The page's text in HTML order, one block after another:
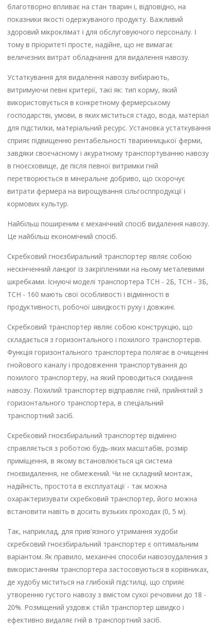
благотворно впливає на стан тварин і, відповідно, на
показники якості одержуваного продукту. Важливий
здоровий мікроклімат і для обслуговуючого персоналу. І
тому в пріоритеті просте, надійне, що не вимагає
величезних витрат обладнання для видалення навозу.
Устаткування для видалення навозу вибирають,
витримуючи певні критерії, такі як: тип корму, який
використовується в конкретному фермерському
господарстві, умови, в яких міститься стадо, вода, матеріал
для підстилки, матеріальний ресурс. Установка устаткування
сприяє підвищенню рентабельності тваринницької ферми,
завдяки своєчасному і акуратному транспортуванню навозу
в гноєсховище, де після певної витримки гній
перетворюється в мінеральне добриво, що скорочує
витрати фермера на вирощування сільгосппродукції і
кормових культур.
Найбільш поширеним є механічний спосіб видалення навозу.
Це найбільш економічний спосіб.
Скребковий гноєзбиральний транспортер являє собою
нескінченний ланцюг із закріпленими на ньому металевими
шкребками. Існуючі моделі транспортера ТСН - 2Б, ТСН - 3Б,
ТСН - 160 мають свої особливості і відмінності в
продуктивності, робочої швидкості руху і довжині.
Скребковий транспортер являє собою конструкцію, що
складається з горизонтального і похилого транспортерів.
Функція горизонтального транспортера полягає в очищенні
гнойового каналу і продовження транспортування до
похилого транспортеру, на який проводиться скидання
навозу. Похилий транспортер відправляє гній, прийнятий з
горизонтального транспортера, в спеціальний
транспортний засіб.
Скребковий гноєзбиральний транспортер відмінно
справляється з роботою будь-яких масштабів, розмір
приміщення, в якому встановлюється ця система
гноєвидалення, не обмежений. Чи не складний монтаж,
надійність, простота в експлуатації - так можна
охарактеризувати скребковий транспортер, його можна
встановити навіть в досить вузьких проходах (0, 5 м).
Так, наприклад, для прив'язного утримання худоби
скребковий гноєзбиральний транспортер є оптимальним
варіантом. Як правило, механічні способи навозоудаления з
використанням транспортера застосовуються в корівниках,
де худобу міститься на глибокій підстилці, що сприяє
утворенню густого навозу з вмістом сухої речовини до 18 -
20%. Розміщений уздовж стійл транспортер швидко і
ефективно видаляє гній в транспортний засіб.